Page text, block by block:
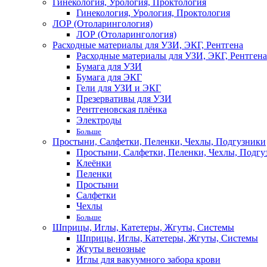
Гинекология, Урология, Проктология
Гинекология, Урология, Проктология
ЛОР (Отоларингология)
ЛОР (Отоларингология)
Расходные материалы для УЗИ, ЭКГ, Рентгена
Расходные материалы для УЗИ, ЭКГ, Рентгена
Бумага для УЗИ
Бумага для ЭКГ
Гели для УЗИ и ЭКГ
Презервативы для УЗИ
Рентгеновская плёнка
Электроды
Больше
Простыни, Салфетки, Пеленки, Чехлы, Подгузники
Простыни, Салфетки, Пеленки, Чехлы,
Клеёнки
Пеленки
Простыни
Салфетки
Чехлы
Больше
Шприцы, Иглы, Катетеры, Жгуты, Системы
Шприцы, Иглы, Катетеры, Жгуты, Системы
Жгуты венозные
Иглы для вакуумного забора крови